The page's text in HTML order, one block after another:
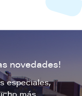
novedades!
especiales,